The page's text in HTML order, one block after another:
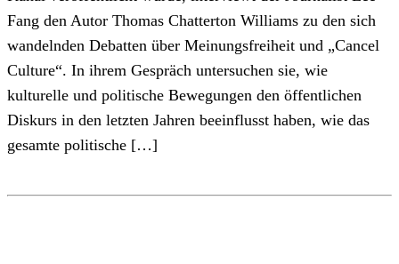
Fang den Autor Thomas Chatterton Williams zu den sich
wandelnden Debatten über Meinungsfreiheit und „Cancel
Culture“. In ihrem Gespräch untersuchen sie, wie
kulturelle und politische Bewegungen den öffentlichen
Diskurs in den letzten Jahren beeinflusst haben, wie das
gesamte politische […]